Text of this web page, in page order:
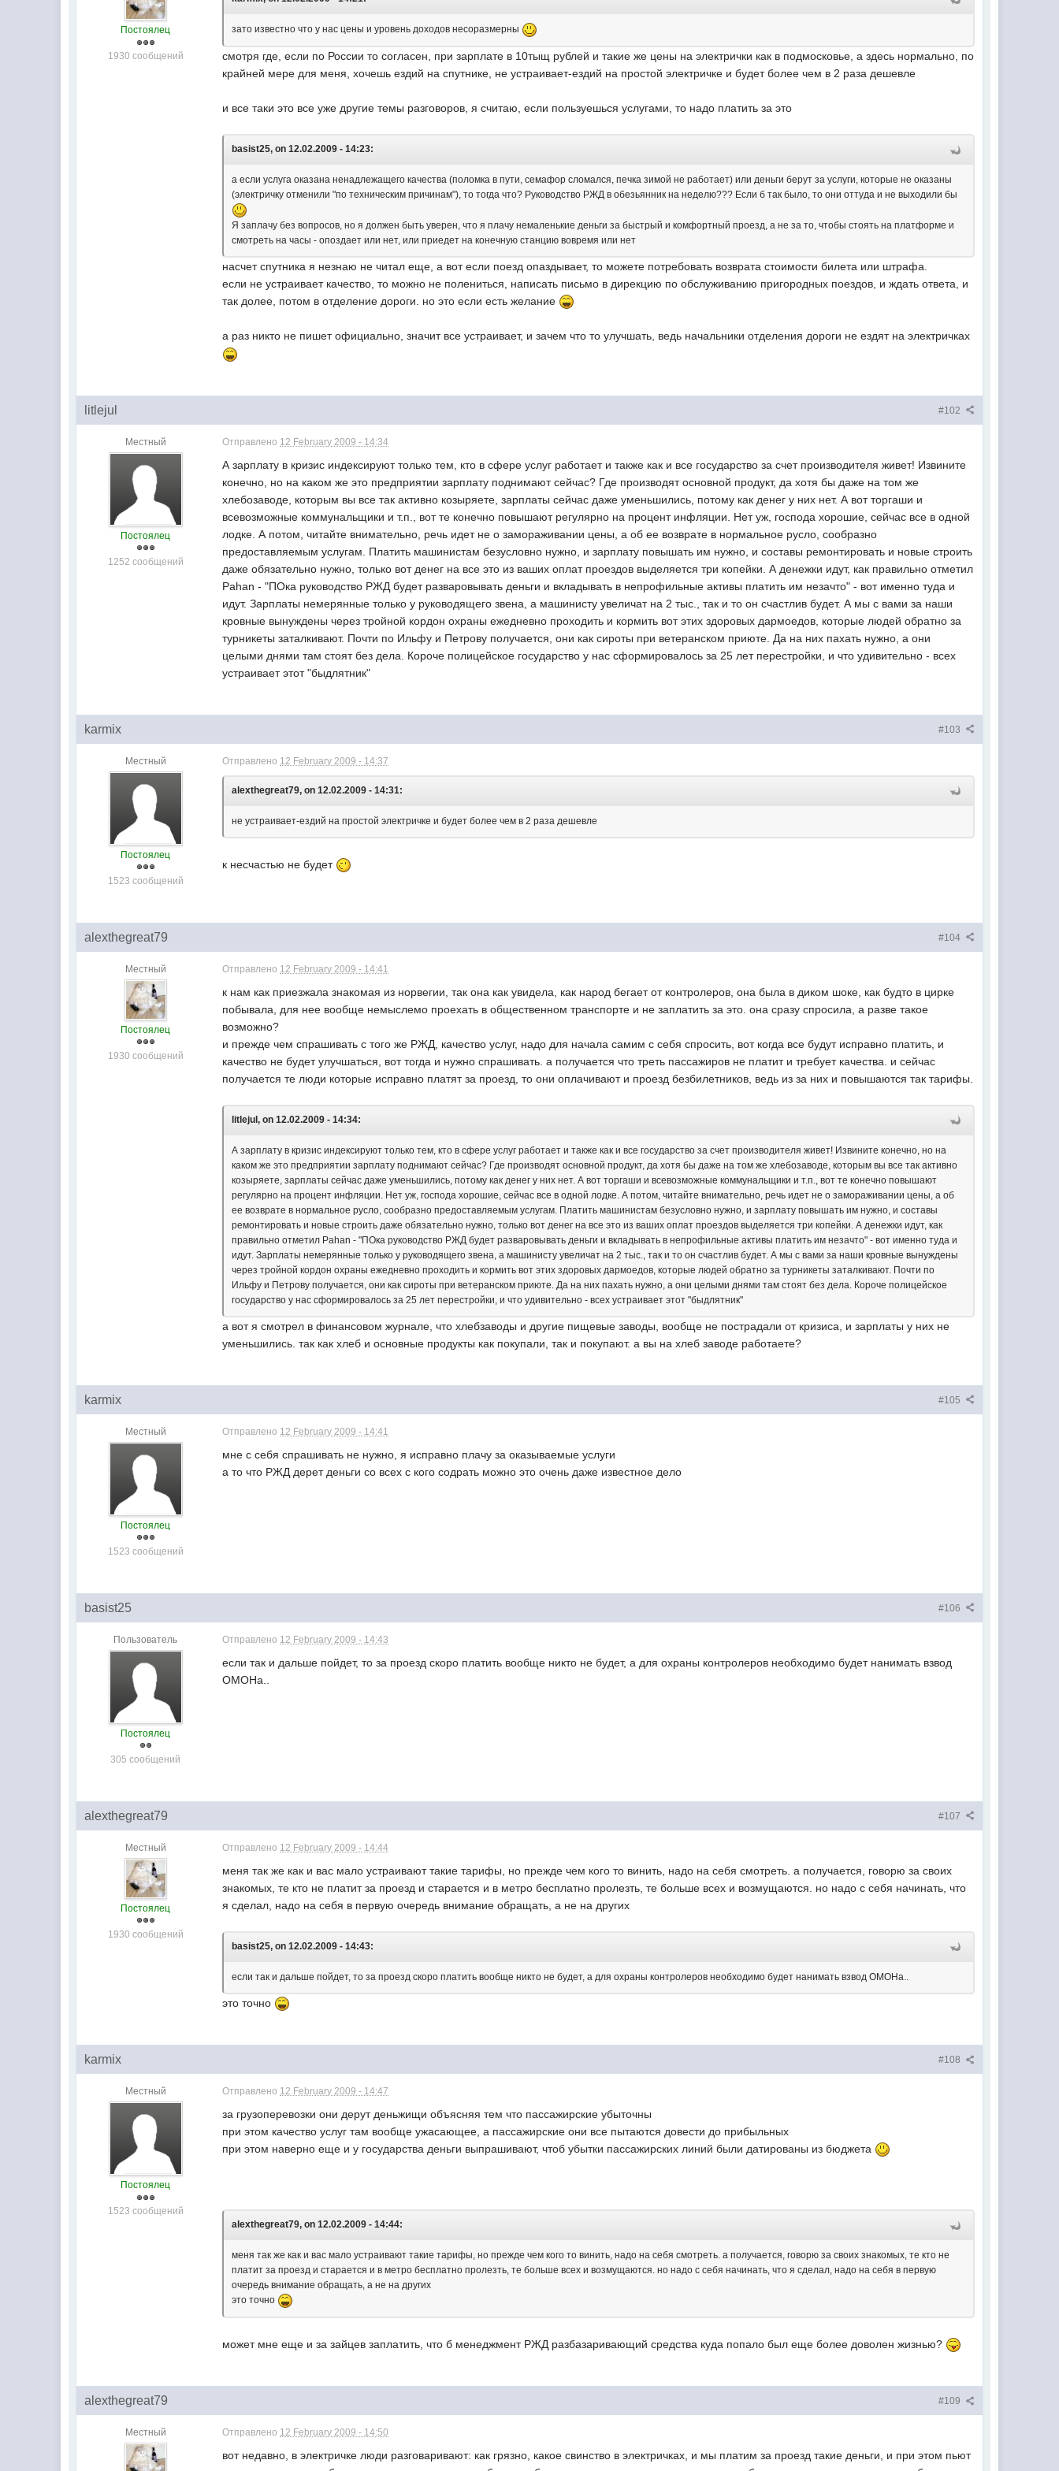
Постоялец
1930 сообщений
зато известно что у нас цены и уровень доходов несоразмерны
смотря где, если по России то согласен, при зарплате в 10тыщ рублей и такие же цены на электрички как в подмосковье, а здесь нормально, по
крайней мере для меня, хочешь ездий на спутнике, не устраивает-ездий на простой электричке и будет более чем в 2 раза дешевле
и все таки это все уже другие темы разговоров, я считаю, если пользуешься услугами, то надо платить за это
basist25, on 12.02.2009 - 14:23:
а если услуга оказана ненадлежащего качества (поломка в пути, семафор сломался, печка зимой не работает) или деньги берут за услуги, которые не оказаны
(электричку отменили "по техническим причинам"), то тогда что? Руководство РЖД в обезьянник на неделю??? Если б так было, то они оттуда и не выходили бы
Я заплачу без вопросов, но я должен быть уверен, что я плачу немаленькие деньги за быстрый и комфортный проезд, а не за то, чтобы стоять на платформе и
смотреть на часы - опоздает или нет, или приедет на конечную станцию вовремя или нет
насчет спутника я незнаю не читал еще, а вот если поезд опаздывает, то можете потребовать возврата стоимости билета или штрафа.
если не устраивает качество, то можно не полениться, написать письмо в дирекцию по обслуживанию пригородных поездов, и ждать ответа, и
так долее, потом в отделение дороги. но это если есть желание
а раз никто не пишет официально, значит все устраивает, и зачем что то улучшать, ведь начальники отделения дороги не ездят на электричках
#102
litlejul
Местный
Постоялец
1252 сообщений
Отправлено 12 February 2009 - 14:34
А зарплату в кризис индексируют только тем, кто в сфере услуг работает и также как и все государство за счет производителя живет! Извините
конечно, но на каком же это предприятии зарплату поднимают сейчас? Где производят основной продукт, да хотя бы даже на том же
хлебозаводе, которым вы все так активно козыряете, зарплаты сейчас даже уменьшились, потому как денег у них нет. А вот торгаши и
всевозможные коммунальщики и т.п., вот те конечно повышают регулярно на процент инфляции. Нет уж, господа хорошие, сейчас все в одной
лодке. А потом, читайте внимательно, речь идет не о замораживании цены, а об ее возврате в нормальное русло, сообразно
предоставляемым услугам. Платить машинистам безусловно нужно, и зарплату повышать им нужно, и составы ремонтировать и новые строить
даже обязательно нужно, только вот денег на все это из ваших оплат проездов выделяется три копейки. А денежки идут, как правильно отметил
Pahan - "ПОка руководство РЖД будет разваровывать деньги и вкладывать в непрофильные активы платить им незачто" - вот именно туда и
идут. Зарплаты немерянные только у руководящего звена, а машинисту увеличат на 2 тыс., так и то он счастлив будет. А мы с вами за наши
кровные вынуждены через тройной кордон охраны ежедневно проходить и кормить вот этих здоровых дармоедов, которые людей обратно за
турникеты заталкивают. Почти по Ильфу и Петрову получается, они как сироты при ветеранском приюте. Да на них пахать нужно, а они
целыми днями там стоят без дела. Короче полицейское государство у нас сформировалось за 25 лет перестройки, и что удивительно - всех
устраивает этот "быдлятник"
#103
karmix
Местный
Постоялец
1523 сообщений
Отправлено 12 February 2009 - 14:37
alexthegreat79, on 12.02.2009 - 14:31:
не устраивает-ездий на простой электричке и будет более чем в 2 раза дешевле
к несчастью не будет
#104
alexthegreat79
Местный
Постоялец
1930 сообщений
Отправлено 12 February 2009 - 14:41
к нам как приезжала знакомая из норвегии, так она как увидела, как народ бегает от контролеров, она была в диком шоке, как будто в цирке
побывала, для нее вообще немыслемо проехать в общественном транспорте и не заплатить за это. она сразу спросила, а разве такое
возможно?
и прежде чем спрашивать с того же РЖД, качество услуг, надо для начала самим с себя спросить, вот когда все будут исправно платить, и
качество не будет улучшаться, вот тогда и нужно спрашивать. а получается что треть пассажиров не платит и требует качества. и сейчас
получается те люди которые исправно платят за проезд, то они оплачивают и проезд безбилетников, ведь из за них и повышаются так тарифы.
litlejul, on 12.02.2009 - 14:34:
А зарплату в кризис индексируют только тем, кто в сфере услуг работает и также как и все государство за счет производителя живет! Извините конечно, но на
каком же это предприятии зарплату поднимают сейчас? Где производят основной продукт, да хотя бы даже на том же хлебозаводе, которым вы все так активно
козыряете, зарплаты сейчас даже уменьшились, потому как денег у них нет. А вот торгаши и всевозможные коммунальщики и т.п., вот те конечно повышают
регулярно на процент инфляции. Нет уж, господа хорошие, сейчас все в одной лодке. А потом, читайте внимательно, речь идет не о замораживании цены, а об
ее возврате в нормальное русло, сообразно предоставляемым услугам. Платить машинистам безусловно нужно, и зарплату повышать им нужно, и составы
ремонтировать и новые строить даже обязательно нужно, только вот денег на все это из ваших оплат проездов выделяется три копейки. А денежки идут, как
правильно отметил Pahan - "ПОка руководство РЖД будет разваровывать деньги и вкладывать в непрофильные активы платить им незачто" - вот именно туда и
идут. Зарплаты немерянные только у руководящего звена, а машинисту увеличат на 2 тыс., так и то он счастлив будет. А мы с вами за наши кровные вынуждены
через тройной кордон охраны ежедневно проходить и кормить вот этих здоровых дармоедов, которые людей обратно за турникеты заталкивают. Почти по
Ильфу и Петрову получается, они как сироты при ветеранском приюте. Да на них пахать нужно, а они целыми днями там стоят без дела. Короче полицейское
государство у нас сформировалось за 25 лет перестройки, и что удивительно - всех устраивает этот "быдлятник"
а вот я смотрел в финансовом журнале, что хлебзаводы и другие пищевые заводы, вообще не пострадали от кризиса, и зарплаты у них не
уменьшились. так как хлеб и основные продукты как покупали, так и покупают. а вы на хлеб заводе работаете?
#105
karmix
Местный
Постоялец
1523 сообщений
Отправлено 12 February 2009 - 14:41
мне с себя спрашивать не нужно, я исправно плачу за оказываемые услуги
а то что РЖД дерет деньги со всех с кого содрать можно это очень даже известное дело
#106
basist25
Пользователь
Постоялец
305 сообщений
Отправлено 12 February 2009 - 14:43
если так и дальше пойдет, то за проезд скоро платить вообще никто не будет, а для охраны контролеров необходимо будет нанимать взвод
ОМОНа..
#107
alexthegreat79
Местный
Постоялец
1930 сообщений
Отправлено 12 February 2009 - 14:44
меня так же как и вас мало устраивают такие тарифы, но прежде чем кого то винить, надо на себя смотреть. а получается, говорю за своих
знакомых, те кто не платит за проезд и старается и в метро бесплатно пролезть, те больше всех и возмущаются. но надо с себя начинать, что
я сделал, надо на себя в первую очередь внимание обращать, а не на других
basist25, on 12.02.2009 - 14:43:
если так и дальше пойдет, то за проезд скоро платить вообще никто не будет, а для охраны контролеров необходимо будет нанимать взвод ОМОНа..
это точно
#108
karmix
Местный
Постоялец
1523 сообщений
Отправлено 12 February 2009 - 14:47
за грузоперевозки они дерут деньжищи объясняя тем что пассажирские убыточны
при этом качество услуг там вообще ужасающее, а пассажирские они все пытаются довести до прибыльных
при этом наверно еще и у государства деньги выпрашивают, чтоб убытки пассажирских линий были датированы из бюджета
alexthegreat79, on 12.02.2009 - 14:44:
меня так же как и вас мало устраивают такие тарифы, но прежде чем кого то винить, надо на себя смотреть. а получается, говорю за своих знакомых, те кто не
платит за проезд и старается и в метро бесплатно пролезть, те больше всех и возмущаются. но надо с себя начинать, что я сделал, надо на себя в первую
очередь внимание обращать, а не на других
это точно
может мне еще и за зайцев заплатить, что б менеджмент РЖД разбазаривающий средства куда попало был еще более доволен жизнью?
#109
alexthegreat79
Местный Отправлено 12 February 2009 - 14:50
вот недавно, в электричке люди разговаривают: как грязно, какое свинство в электричках, и мы платим за проезд такие деньги, и при этом пьют